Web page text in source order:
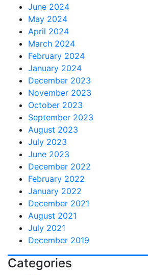
June 2024
May 2024
April 2024
March 2024
February 2024
January 2024
December 2023
November 2023
October 2023
September 2023
August 2023
July 2023
June 2023
December 2022
February 2022
January 2022
December 2021
August 2021
July 2021
December 2019
Categories